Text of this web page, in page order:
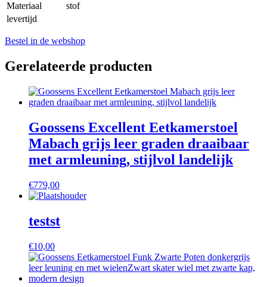
Materiaal
stof
levertijd
Bestel in de webshop
Gerelateerde producten
Goossens Excellent Eetkamerstoel
Mabach grijs leer graden draaibaar
met armleuning, stijlvol landelijk
€779,00
testst
€10,00